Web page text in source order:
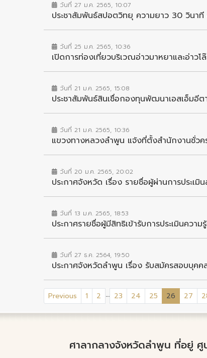
วันที่ 27 ม.ค. 2565, 10:07
ประชาสัมพันธ์สปอตวิทยุ ความยาว 30 วินา
วันที่ 25 ม.ค. 2565, 10:36
เปิดการท่องเที่ยวบริเวณอ่าวมาหยาและอ่าว
วันที่ 21 ม.ค. 2565, 15:08
ประชาสัมพันธ์สินเชื่อกองทุนพัฒนาเอสเอ็มอีต
วันที่ 21 ม.ค. 2565, 10:36
แขวงทางหลวงลำพูน แจ้งที่ตั้งสำนักงานชั่วค
วันที่ 20 ม.ค. 2565, 20:02
ประกาศจังหวัด เรื่อง รายชื่อผู้ผ่านการประเมิ
วันที่ 13 ม.ค. 2565, 18:53
ประกาศรายชื่อผู้มีสิทธิเข้ารับการประเมินควา
วันที่ 27 ธ.ค. 2564, 19:50
ประกาศจังหวัดลำพูน เรื่อง รับสมัครสอบบุค
Previous 1 2 ... 23 24 25 26 (current)
27
ศาลากลางจังหวัดลำพูน ที่อยู่ ศู